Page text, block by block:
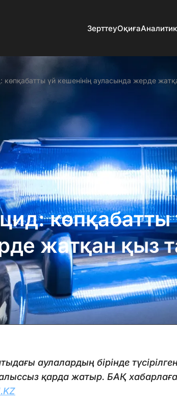
ЗерттеуОқиға
үй кешенінің ауласында жерде
көпқабатты
жатқан қыз
аулалардың бірінде
қарда жатыр. БАҚ